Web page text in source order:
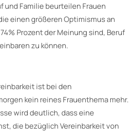
und Familie beurteilen Frauen
einen größeren Optimismus an
Prozent der Meinung sind, Beruf
zu können.
ist bei den
kein reines Frauenthema mehr.
wird deutlich, dass eine
die bezüglich Vereinbarkeit von